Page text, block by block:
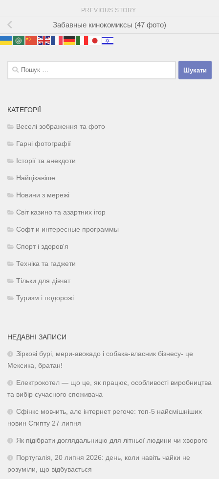
PREVIOUS STORY
Забавные кинокомиксы (47 фото)
Пошук:
КАТЕГОРІЇ
Веселі зображення та фото
Гарні фотографії
Історії та анекдоти
Найцікавіше
Новини з мережі
Світ казино та азартних ігор
Софт и интересные программы
Спорт і здоров'я
Техніка та гаджети
Тільки для дівчат
Туризм і подорожі
НЕДАВНІ ЗАПИСИ
Зіркові бурі, мери-авокадо і собака-власник бізнесу- це
Мексика, братан!
Електрокотел — що це, як працює, особливості виробництва
та вибір сучасного споживача
Сфінкс мовчить, але інтернет регоче: топ-5 найсмішніших
новин Єгипту 27 липня
Як підібрати доглядальницю для літньої людини чи хворого
Португалія, 20 липня 2026: день, коли навіть чайки не
розуміли, що відбувається